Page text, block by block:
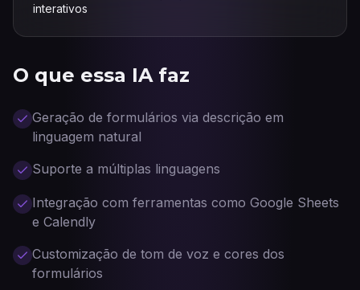
O que essa IA faz
Geração de formulários via descrição em
linguagem natural
Suporte a múltiplas linguagens
Integração com ferramentas como Google Sheets
e Calendly
Customização de tom de voz e cores dos
formulários
interativos